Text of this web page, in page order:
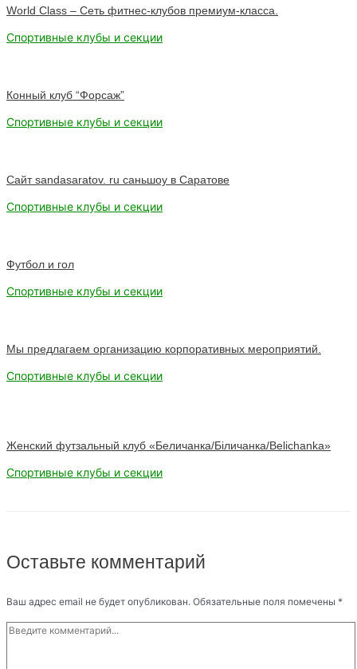
World Class – Сеть фитнес-клубов премиум-класса.
Спортивные клубы и секции
Конный клуб “Форсаж”
Спортивные клубы и секции
Сайт sandasaratov. ru саньшоу в Саратове
Спортивные клубы и секции
Футбол и гол
Спортивные клубы и секции
Мы предлагаем организацию корпоративных мероприятий.
Спортивные клубы и секции
Женский футзальный клуб «Беличанка/Біличанка/Belichanka»
Спортивные клубы и секции
Оставьте комментарий
Ваш адрес email не будет опубликован. Обязательные поля помечены *
Введите
комментарий...